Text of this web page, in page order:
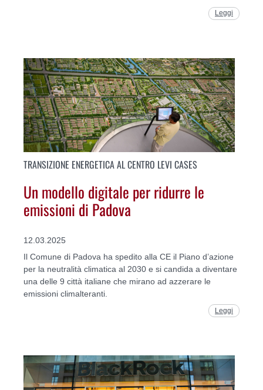
Leggi
TRANSIZIONE ENERGETICA AL CENTRO LEVI CASES
Un modello digitale per ridurre le
emissioni di Padova
12.03.2025
Il Comune di Padova ha spedito alla CE il Piano d’azione
per la neutralità climatica al 2030 e si candida a diventare
una delle 9 città italiane che mirano ad azzerare le
emissioni climalteranti.
Leggi